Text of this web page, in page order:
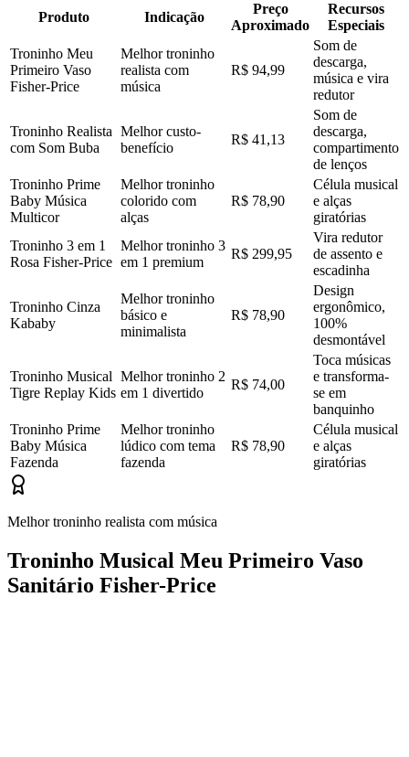
Produto Indicação
Preço
Aproximado
Recursos
Especiais
Troninho Meu
Primeiro Vaso
Fisher-Price
Melhor troninho
realista com
música
R$ 94,99
Som de
descarga,
música e vira
redutor
Troninho Realista
com Som Buba
Melhor custo-
benefício
R$ 41,13
Som de
descarga,
compartimento
de lenços
Troninho Prime
Baby Música
Multicor
Melhor troninho
colorido com
alças
R$ 78,90
Célula musical
e alças
giratórias
Troninho 3 em 1
Rosa Fisher-Price
Melhor troninho 3
em 1 premium
R$ 299,95
Vira redutor
de assento e
escadinha
Troninho Cinza
Kababy
Melhor troninho
básico e
minimalista
R$ 78,90
Design
ergonômico,
100%
desmontável
Troninho Musical
Tigre Replay Kids
Melhor troninho 2
em 1 divertido
R$ 74,00
Toca músicas
e transforma-
se em
banquinho
Troninho Prime
Baby Música
Fazenda
Melhor troninho
lúdico com tema
fazenda
R$ 78,90
Célula musical
e alças
giratórias
Melhor troninho realista com música
Troninho Musical Meu Primeiro Vaso
Sanitário Fisher-Price